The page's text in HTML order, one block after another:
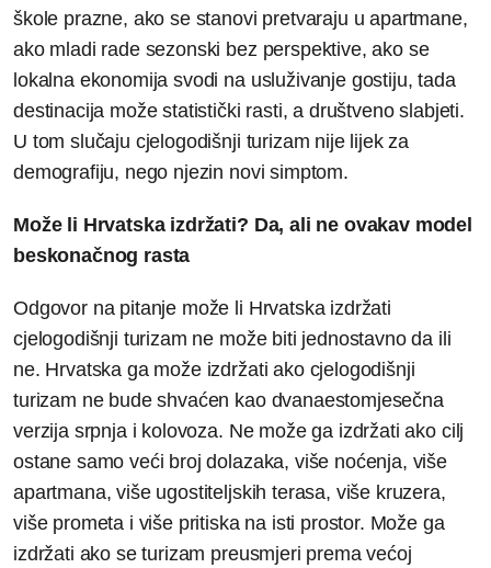
škole prazne, ako se stanovi pretvaraju u apartmane,
ako mladi rade sezonski bez perspektive, ako se
lokalna ekonomija svodi na usluživanje gostiju, tada
destinacija može statistički rasti, a društveno slabjeti.
U tom slučaju cjelogodišnji turizam nije lijek za
demografiju, nego njezin novi simptom.
Može li Hrvatska izdržati? Da, ali ne ovakav model
beskonačnog rasta
Odgovor na pitanje može li Hrvatska izdržati
cjelogodišnji turizam ne može biti jednostavno da ili
ne. Hrvatska ga može izdržati ako cjelogodišnji
turizam ne bude shvaćen kao dvanaestomjesečna
verzija srpnja i kolovoza. Ne može ga izdržati ako cilj
ostane samo veći broj dolazaka, više noćenja, više
apartmana, više ugostiteljskih terasa, više kruzera,
više prometa i više pritiska na isti prostor. Može ga
izdržati ako se turizam preusmjeri prema većoj